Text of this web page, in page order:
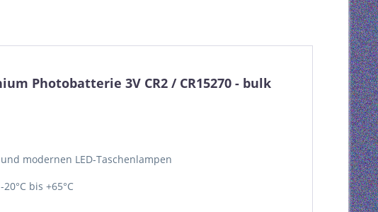
Photobatterie 3V CR2 / CR15270 - bulk
modernen LED-Taschenlampen
bis +65°C